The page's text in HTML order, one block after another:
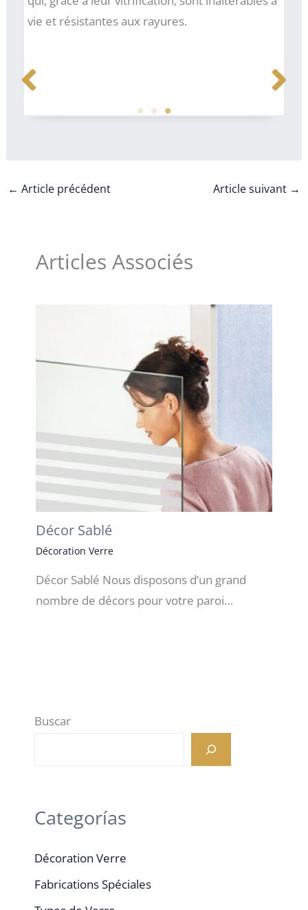
vie et résistantes aux rayures.
← Article précédent Article suivant →
Articles Associés
Décor Sablé
Décoration Verre
Décor Sablé Nous disposons d’un grand
nombre de décors pour votre paroi…
Buscar
Categorías
Décoration Verre
Fabrications Spéciales